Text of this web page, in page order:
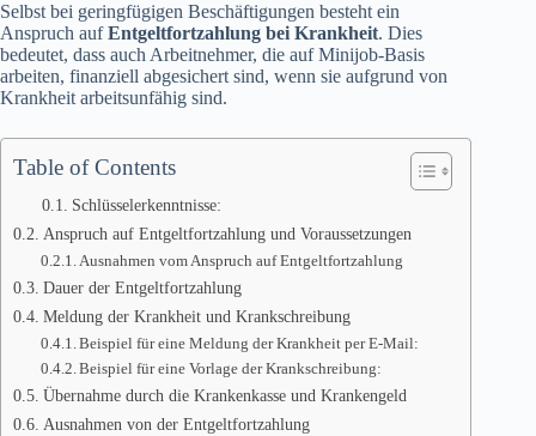
Selbst bei geringfügigen Beschäftigungen besteht ein
Anspruch aufEntgeltfortzahlung bei Krankheit. Dies
bedeutet, dass auch Arbeitnehmer, die auf Minijob-Basis
arbeiten, finanziell abgesichert sind, wenn sie aufgrund von
Krankheit arbeitsunfähig sind.
Table of Contents
Schlüsselerkenntnisse:
Anspruch auf Entgeltfortzahlung und Voraussetzungen
Ausnahmen vom Anspruch auf Entgeltfortzahlung
Dauer der Entgeltfortzahlung
Meldung der Krankheit und Krankschreibung
Beispiel für eine Meldung der Krankheit per E-Mail:
Beispiel für eine Vorlage der Krankschreibung:
Übernahme durch die Krankenkasse und Krankengeld
Ausnahmen von der Entgeltfortzahlung